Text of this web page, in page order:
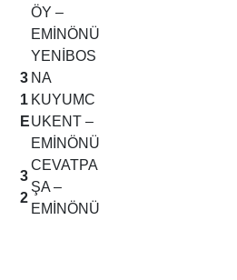
ÖY –
EMİNÖNÜ
3
1
E
YENİBOS
NA
KUYUMC
UKENT –
EMİNÖNÜ
3
2
CEVATPA
ŞA –
EMİNÖNÜ